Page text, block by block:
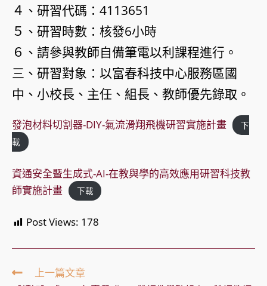
４、研習代碼：4113651
５、研習時數：核發6小時
６、請參與教師自備筆電以利課程進行。
三、研習對象：以富春科技中心服務區國
中、小校長、主任、組長、教師優先錄取。
發泡材料切割器-DIY-氣流滑翔飛機研習實施計畫
下
載
資通安全暨生成式-AI-在教與學的高效應用研習科技教
師實施計畫
下載
Post Views: 178
Read上一篇文章